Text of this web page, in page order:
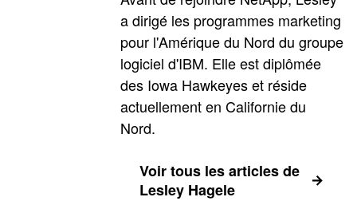
a dirigé les programmes marketing
pour l'Amérique du Nord du groupe
logiciel d'IBM. Elle est diplômée
des Iowa Hawkeyes et réside
actuellement en Californie du
Nord.
Voir tous les articles de
Lesley Hagele